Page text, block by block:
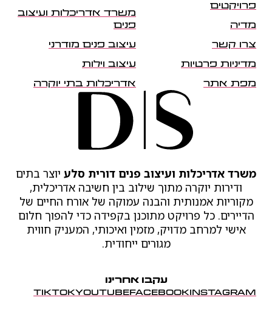
משרד אדריכלות ועיצוב פנים דורית סלע יוצר בתים
ודירות יוקרה מתוך שילוב בין חשיבה אדריכלית,
מקוריות אמנותית והבנה עמוקה של אורח החיים של
הדיירים. כל פרויקט מתוכנן בקפידה כדי להפוך חלום
אישי למרחב מדויק, מזמין ואיכותי, המעניק חווית
מגורים ייחודית.
עקבו אחרינו
INSTAGRAM
FACEBOOK
YOUTUBE
TIKTOK
פרויקטים
מדיה
צרו קשר
מדיניות פרטיות
מפת אתר
משרד אדריכלות ועיצוב
פנים
עיצוב פנים מודרני
עיצוב וילות
אדריכלות בתי יוקרה